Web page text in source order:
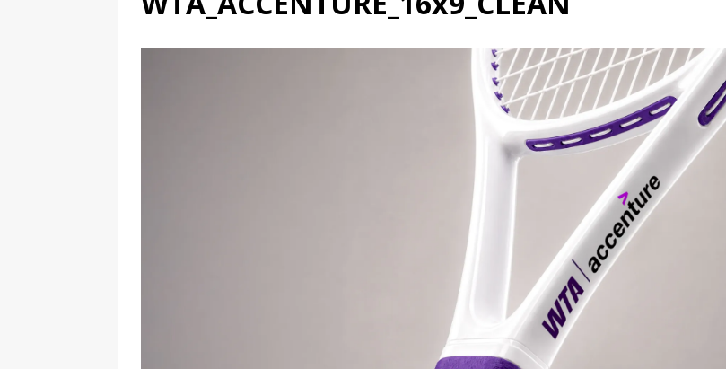
[ 4 août 2026 ]
Découvrez le maillot solidaire lancé par Mizuno, l’U.S. Dax Rugby Landes et Intersport
Saint-Paul-lès-Dax au profit des sapeurs-pompiers face aux incendies dans les Landes
RUGBY
Le pari risqué d’On Running : vendre une sensation plutôt qu’un chrono
ACTIVATION
Pourquoi le Red Star FC réinvente son maillot avec un nouvel artiste chaque saison